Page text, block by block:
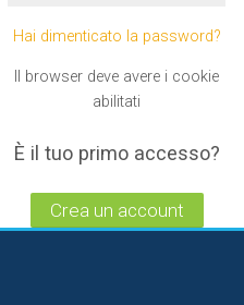
Hai dimenticato la password?
Il browser deve avere i cookie
abilitati
È il tuo primo accesso?
Crea un account